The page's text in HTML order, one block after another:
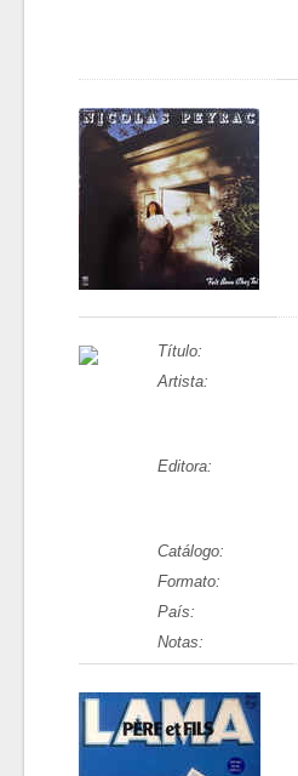
Título:
Artista:
Editora:
Catálogo:
Formato:
País:
Notas: